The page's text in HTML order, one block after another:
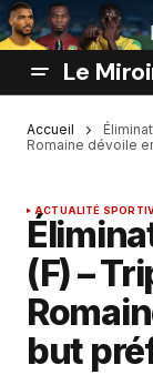
Le
Accueil
Romaine dévoile
ACTUALITÉ
(F) –
but